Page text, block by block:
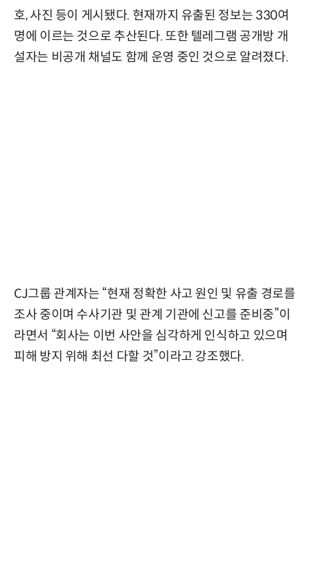
호, 사진 등이 게시됐다. 현재까지 유출된 정보는 330여
명에 이르는 것으로 추산된다. 또한 텔레그램 공개방 개
설자는 비공개 채널도 함께 운영 중인 것으로 알려졌다.
CJ그룹 관계자는 “현재 정확한 사고 원인 및 유출 경로를
조사 중이며 수사기관 및 관계 기관에 신고를 준비중”이
라면서 “회사는 이번 사안을 심각하게 인식하고 있으며
피해 방지 위해 최선 다할 것”이라고 강조했다.